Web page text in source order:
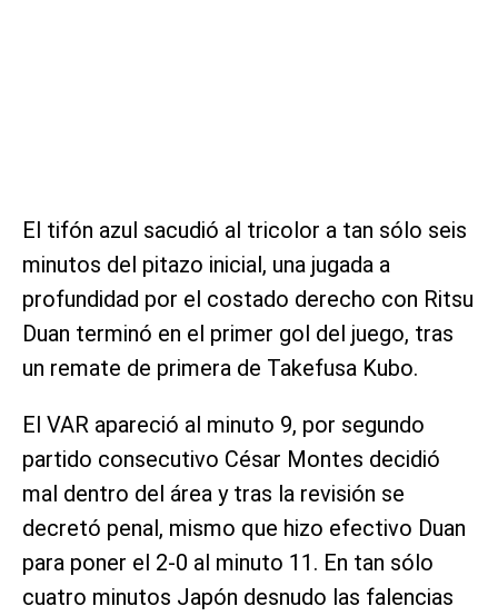
El tifón azul sacudió al tricolor a tan sólo seis
minutos del pitazo inicial, una jugada a
profundidad por el costado derecho con Ritsu
Duan terminó en el primer gol del juego, tras
un remate de primera de Takefusa Kubo.
El VAR apareció al minuto 9, por segundo
partido consecutivo César Montes decidió
mal dentro del área y tras la revisión se
decretó penal, mismo que hizo efectivo Duan
para poner el 2-0 al minuto 11. En tan sólo
cuatro minutos Japón desnudo las falencias